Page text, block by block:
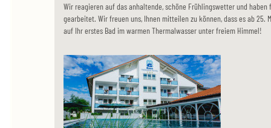
Wir reagieren auf das anhaltende, schöne Frühlingswetter und haben
gearbeitet. Wir freuen uns, Ihnen mitteilen zu können, dass es ab 25.
auf Ihr erstes Bad im warmen Thermalwasser unter freiem Himmel!